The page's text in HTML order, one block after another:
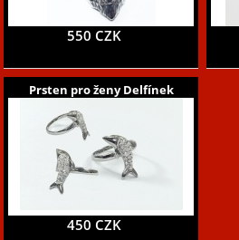
550 CZK
Prsten pro ženy Delfínek
450 CZK